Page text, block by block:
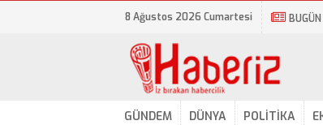
8 Ağustos 2026 Cumartesi BUGÜN
GÜNDEM DÜNYA POLİTİKA